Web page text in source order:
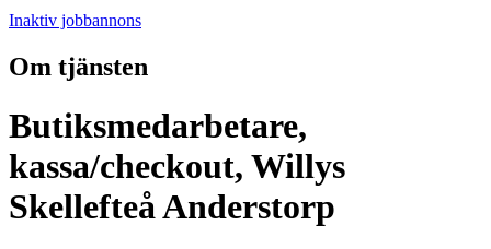
Inaktiv jobbannons
Om tjänsten
Butiksmedarbetare,
kassa/checkout, Willys
Skellefteå Anderstorp